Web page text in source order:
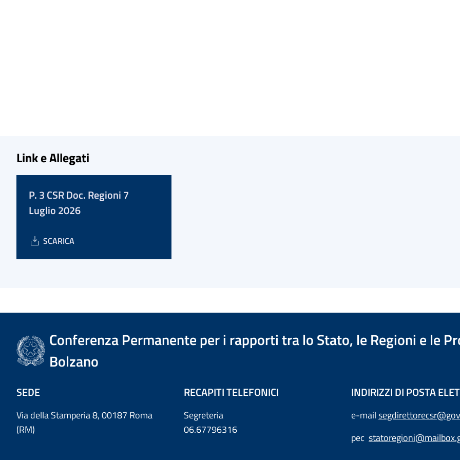
Link e Allegati
P. 3 CSR Doc. Regioni 7
Luglio 2026
SCARICA
Conferenza Permanente per i rapporti tra lo Stato, le Regioni e le
Bolzano
SEDE
Via della Stamperia 8, 00187 Roma
(RM)
RECAPITI TELEFONICI
Segreteria
06.67796316
INDIRIZZI DI POSTA
e-mail
pec